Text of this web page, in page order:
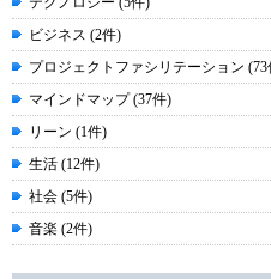
ビジネス (2件)
プロジェクトファシリテーション (73
マインドマップ (37件)
リーン (1件)
生活 (12件)
社会 (5件)
音楽 (2件)